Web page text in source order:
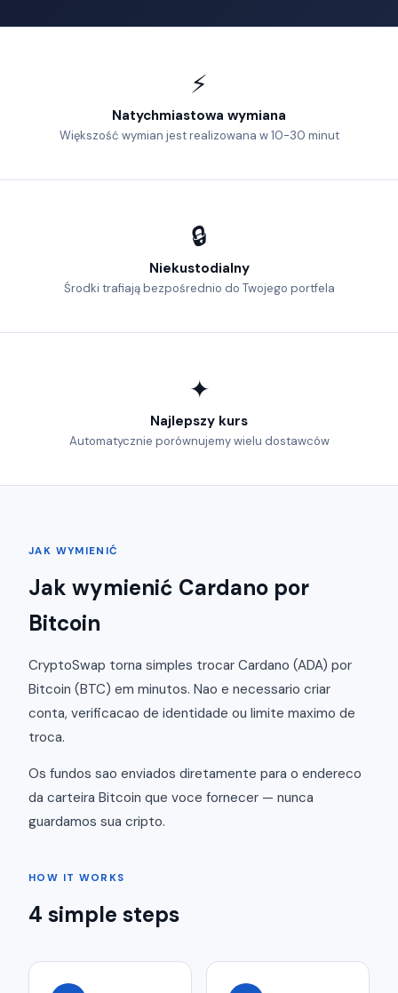
⚡
Natychmiastowa wymiana
Większość wymian jest realizowana w 10-30 minut
🔒
Niekustodialny
Środki trafiają bezpośrednio do Twojego portfela
✦
Najlepszy kurs
Automatycznie porównujemy wielu dostawców
JAK WYMIENIĆ
Jak wymienić Cardano por
Bitcoin
CryptoSwap torna simples trocar Cardano (ADA) por
Bitcoin (BTC) em minutos. Nao e necessario criar
conta, verificacao de identidade ou limite maximo de
troca.
Os fundos sao enviados diretamente para o endereco
da carteira Bitcoin que voce fornecer — nunca
guardamos sua cripto.
HOW IT WORKS
4 simple steps